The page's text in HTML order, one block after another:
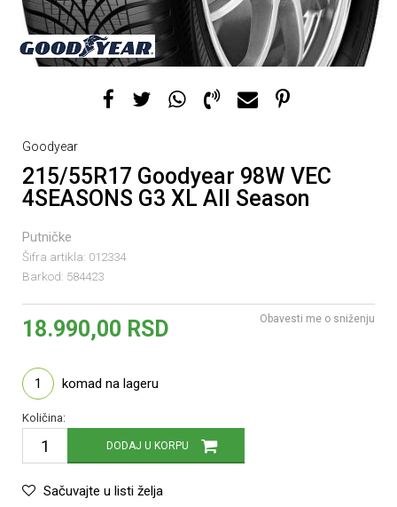
Goodyear
215/55R17 Goodyear 98W VEC
4SEASONS G3 XL All Season
Putničke
Šifra artikla: 012334
Barkod: 584423
18.990,00 RSD Obavesti me o sniženju
1 komad na lageru
Količina:
DODAJ U KORPU
Sačuvajte u listi želja